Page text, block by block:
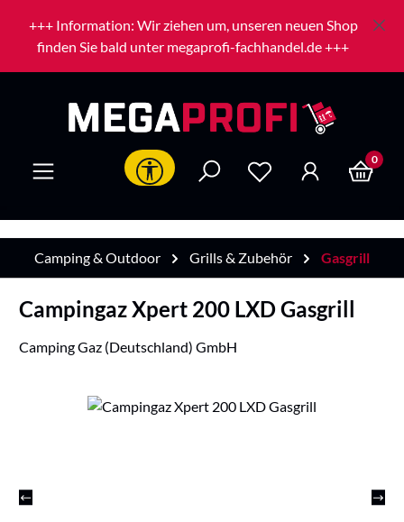
Zum Hauptinhalt springen
+++ Information: Wir ziehen um, unseren neuen Shop
finden Sie bald unter megaprofi-fachhandel.de +++
Werkzeugleiste anzeigen 0
Camping & Outdoor Grills & Zubehör Gasgrill
Campingaz Xpert 200 LXD Gasgrill
Camping Gaz (Deutschland) GmbH
Bildergalerie überspringen